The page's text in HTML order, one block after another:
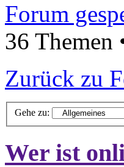
Forum
36 Themen
Zurück zu
Gehe zu:
Wer ist